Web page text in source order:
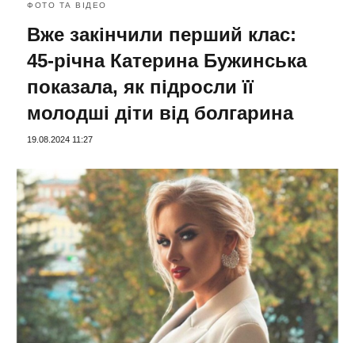
ФОТО ТА ВІДЕО
Вже закінчили перший клас:
45-річна Катерина Бужинська
показала, як підросли її
молодші діти від болгарина
19.08.2024 11:27